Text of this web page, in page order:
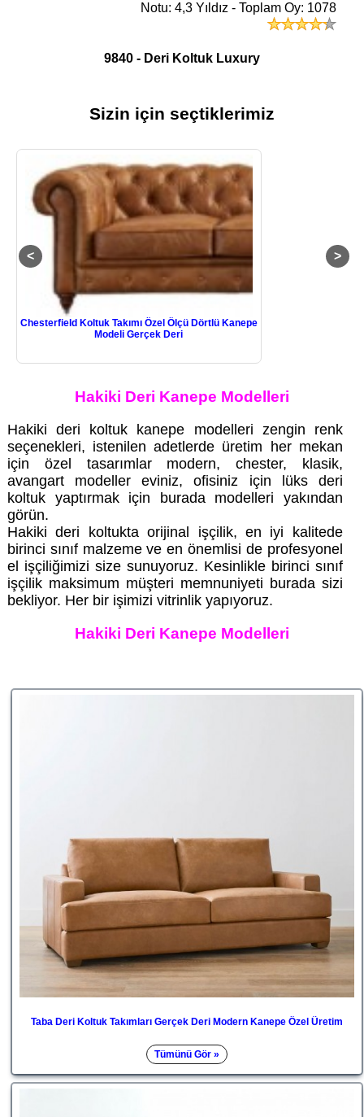
Notu: 4,3 Yıldız - Toplam Oy: 1078
9840 - Deri Koltuk Luxury
Sizin için seçtiklerimiz
Chesterfield Koltuk Takımı Özel Ölçü Dörtlü Kanepe
Modeli Gerçek Deri
Hakiki Deri Kanepe Modelleri
Hakiki deri koltuk kanepe modelleri zengin renk
seçenekleri, istenilen adetlerde üretim her mekan
için özel tasarımlar modern, chester, klasik,
avangart modeller eviniz, ofisiniz için lüks deri
koltuk yaptırmak için burada modelleri yakından
görün.
Hakiki deri koltukta orijinal işçilik, en iyi kalitede
birinci sınıf malzeme ve en önemlisi de profesyonel
el işçiliğimizi size sunuyoruz. Kesinlikle birinci sınıf
işçilik maksimum müşteri memnuniyeti burada sizi
bekliyor. Her bir işimizi vitrinlik yapıyoruz.
Hakiki Deri Kanepe Modelleri
Taba Deri Koltuk Takımları Gerçek Deri Modern Kanepe Özel Üretim
Tümünü Gör »